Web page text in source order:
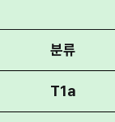
분류
T1a